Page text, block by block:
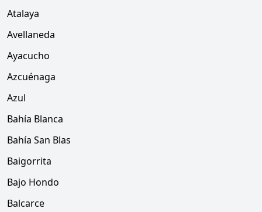
Atalaya
Avellaneda
Ayacucho
Azcuénaga
Azul
Bahía Blanca
Bahía San Blas
Baigorrita
Bajo Hondo
Balcarce